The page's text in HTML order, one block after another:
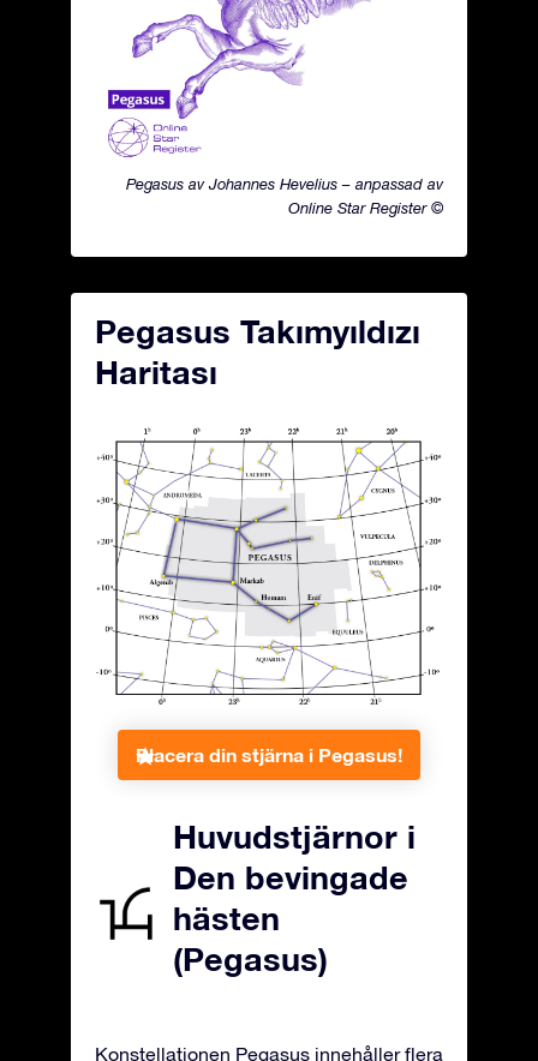
Pegasus av Johannes Hevelius – anpassad av
Online Star Register ©
Pegasus Takımyıldızı
Haritası
Placera din stjärna i Pegasus!
Huvudstjärnor i
Den bevingade
hästen
(Pegasus)
Konstellationen Pegasus innehåller flera